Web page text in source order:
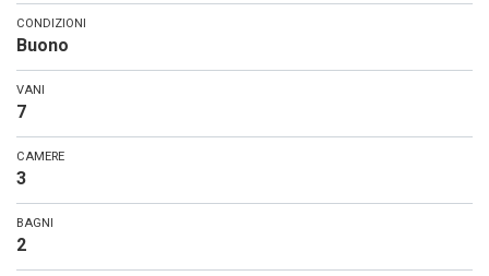
CONDIZIONI
Buono
VANI
7
CAMERE
3
BAGNI
2